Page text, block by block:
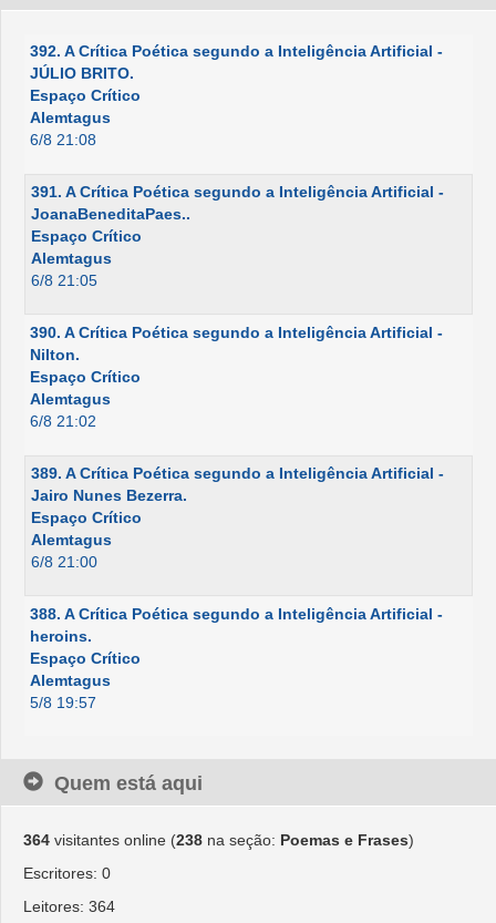
392. A Crítica Poética segundo a Inteligência Artificial -
JÚLIO BRITO.
Espaço Crítico
Alemtagus
6/8 21:08
391. A Crítica Poética segundo a Inteligência Artificial -
JoanaBeneditaPaes..
Espaço Crítico
Alemtagus
6/8 21:05
390. A Crítica Poética segundo a Inteligência Artificial -
Nilton.
Espaço Crítico
Alemtagus
6/8 21:02
389. A Crítica Poética segundo a Inteligência Artificial -
Jairo Nunes Bezerra.
Espaço Crítico
Alemtagus
6/8 21:00
388. A Crítica Poética segundo a Inteligência Artificial -
heroins.
Espaço Crítico
Alemtagus
5/8 19:57
Quem está aqui
364 visitantes online (238 na seção: Poemas e Frases)
Escritores: 0
Leitores: 364